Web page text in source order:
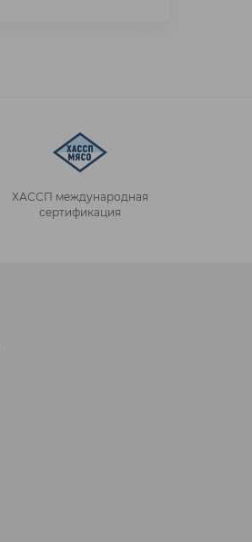
ХАССП международная
сертификация